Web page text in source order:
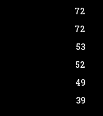
72
72
53
52
49
39